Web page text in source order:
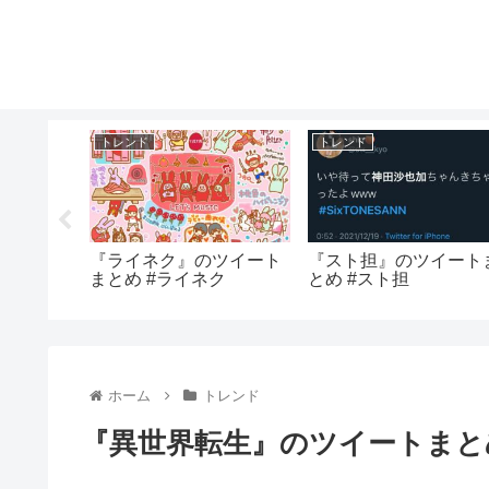
トレンド
『ライネク』のツイート
まとめ #ライネク
トレンド
『スト担』のツイート
とめ #スト担
ホーム トレンド
『異世界転生』のツイートま